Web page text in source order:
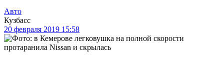
Авто
Кузбасс
20 февраля 2019 15:58